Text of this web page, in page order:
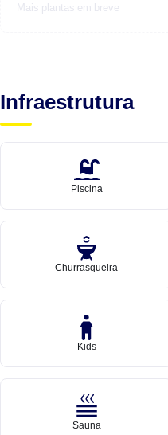
Mais plantas em breve
Infraestrutura
Piscina
Churrasqueira
Kids
Sauna